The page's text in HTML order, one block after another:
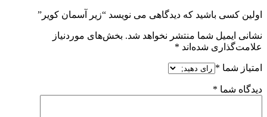
اولین کسی باشید که دیدگاهی می نویسد “زیر آسمان کویر”
نشانی ایمیل شما منتشر نخواهد شد. بخش‌های موردنیاز
علامت‌گذاری شده‌اند *
امتیاز شما *
دیدگاه شما *